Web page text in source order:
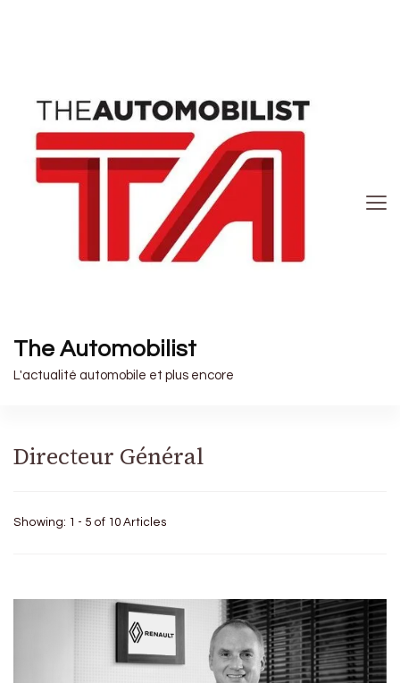
The Automobilist
L'actualité automobile et plus encore
Directeur Général
Showing: 1 - 5 of 10 Articles